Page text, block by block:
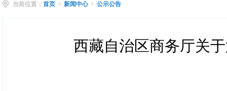
当前位置： 首页 > 新闻中心 > 公示公告
西藏自治区商务厅关